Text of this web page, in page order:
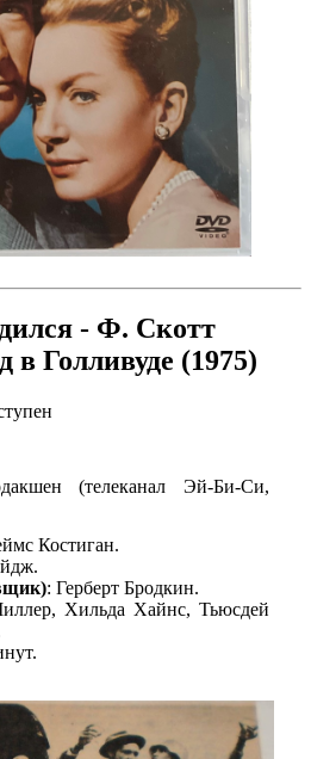
- Ф. Скотт
Голливуде (1975)
(телеканал Эй-Би-Си,
Костиган.
: Герберт Бродкин.
Хильда Хайнс, Тьюсдей